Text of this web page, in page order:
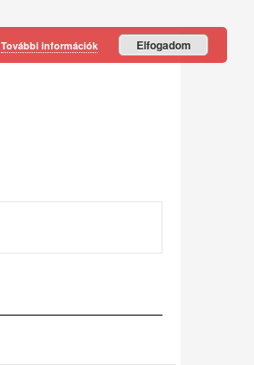
További információk Elfogadom